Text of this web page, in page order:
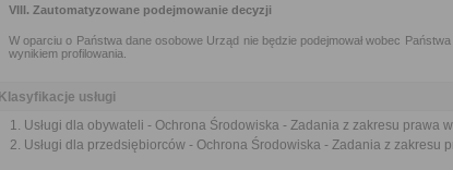
VIII. Zautomatyzowane podejmowanie decyzji
W oparciu o Państwa dane osobowe Urząd nie będzie podejmował wobec
wynikiem profilowania.
Klasyfikacje usługi
Usługi dla obywateli - Ochrona Środowiska - Zadania z zakresu prawa
Usługi dla przedsiębiorców - Ochrona Środowiska - Zadania z zakresu